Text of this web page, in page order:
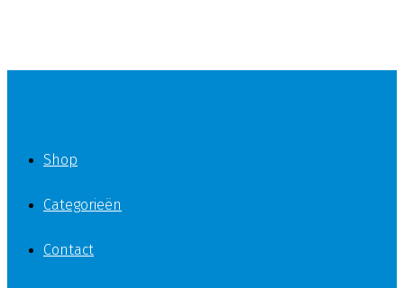
Shop
Categorieën
Contact